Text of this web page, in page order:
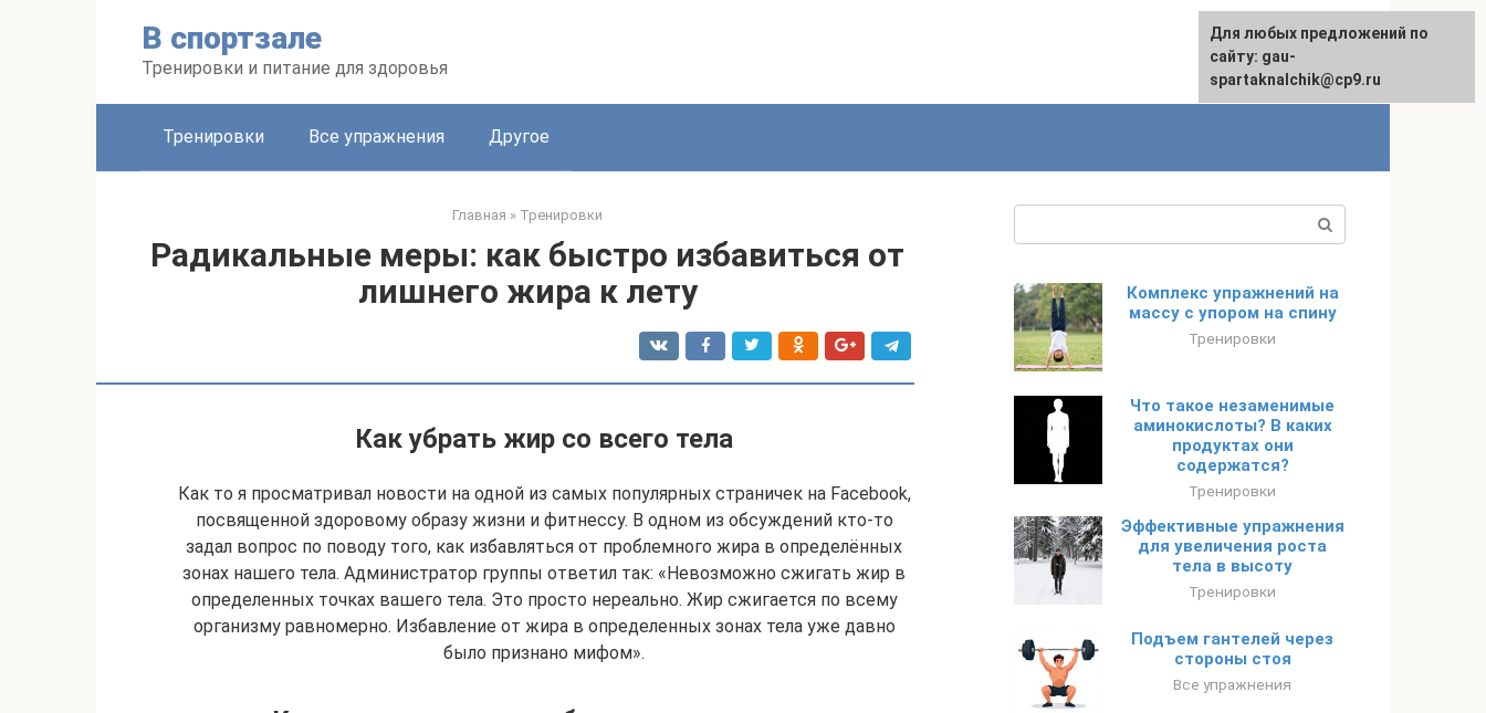
В спортзале
Тренировки и питание для здоровья
Тренировки Все упражнения Другое
Главная » Тренировки
Радикальные меры: как быстро избавиться от
лишнего жира к лету
Как убрать жир со всего тела
Как то я просматривал новости на одной из самых популярных страничек на Facebook,
посвященной здоровому образу жизни и фитнессу. В одном из обсуждений кто-то
задал вопрос по поводу того, как избавляться от проблемного жира в определённых
зонах нашего тела. Администратор группы ответил так: «Невозможно сжигать жир в
определенных точках вашего тела. Это просто нереально. Жир сжигается по всему
организму равномерно. Избавление от жира в определенных зонах тела уже давно
было признано мифом».
Комплекс упражнений на
массу с упором на спину
Тренировки
Что такое незаменимые
аминокислоты? В каких
продуктах они
содержатся?
Тренировки
Эффективные упражнения
для увеличения роста
тела в высоту
Тренировки
Подъем гантелей через
стороны стоя
Все упражнения
Для любых предложений по
сайту: gau-
spartaknalchik@cp9.ru